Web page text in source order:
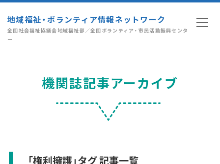
地域福祉・ボランティア情報ネットワーク
全国社会福祉協議会地域福祉部／全国ボランティア・市民活動振興センタ
ー
機関誌記事アーカイブ
「権利擁護」タグ 記事一覧